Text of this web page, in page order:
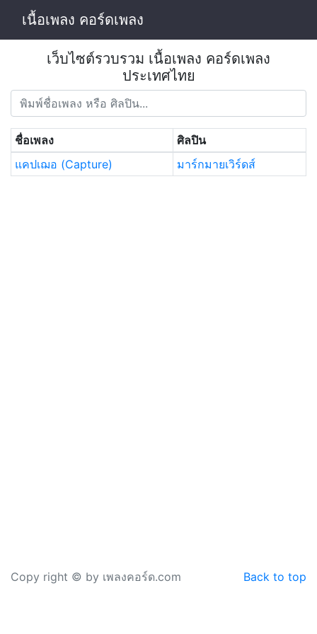
เนื้อเพลง คอร์ดเพลง
เว็บไซต์รวบรวม เนื้อเพลง คอร์ดเพลง
ประเทศไทย
ชื่อเพลง
ศิลปิน
แคปเฌอ (Capture)
มาร์กมายเวิร์ดส์
Back to top
Copy right © by เพลงคอร์ด.com